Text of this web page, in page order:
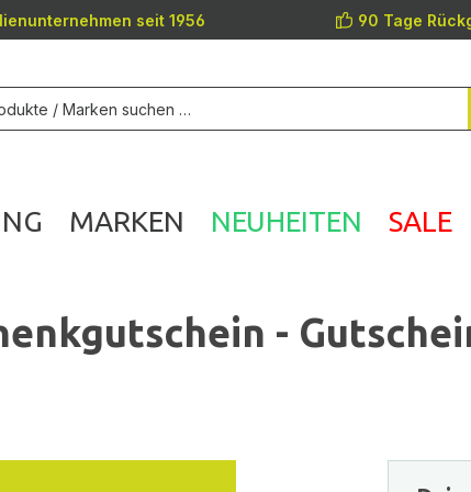
seit 1956 90 Tage
MARKEN NEUHEITEN SALE
-